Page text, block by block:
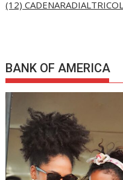
(12)
BANK OF AMERICA